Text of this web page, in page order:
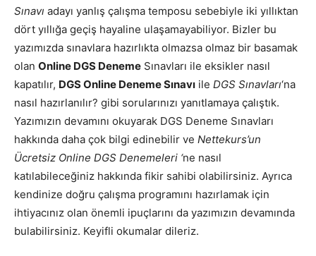
Sınavı adayı yanlış çalışma temposu sebebiyle iki yıllıktan
dört yıllığa geçiş hayaline ulaşamayabiliyor. Bizler bu
yazımızda sınavlara hazırlıkta olmazsa olmaz bir basamak
olan Online DGS Deneme Sınavları ile eksikler nasıl
kapatılır, DGS Online Deneme Sınavı ile DGS Sınavları‘na
nasıl hazırlanılır? gibi sorularınızı yanıtlamaya çalıştık.
Yazımızın devamını okuyarak DGS Deneme Sınavları
hakkında daha çok bilgi edinebilir ve Nettekurs’un
Ücretsiz Online DGS Denemeleri ‘ne nasıl
katılabileceğiniz hakkında fikir sahibi olabilirsiniz. Ayrıca
kendinize doğru çalışma programını hazırlamak için
ihtiyacınız olan önemli ipuçlarını da yazımızın devamında
bulabilirsiniz. Keyifli okumalar dileriz.